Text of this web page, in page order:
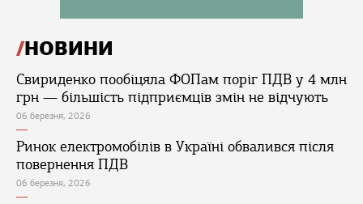
НОВИНИ
Свириденко пообіцяла ФОПам поріг ПДВ у 4 млн
грн — більшість підприємців змін не відчують
06 березня, 2026
Ринок електромобілів в Україні обвалився після
повернення ПДВ
06 березня, 2026